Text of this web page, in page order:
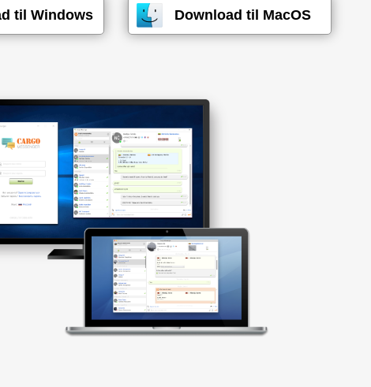
til Windows Download til MacOS